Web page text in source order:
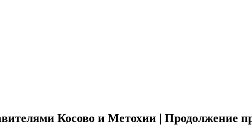
Косово и Метохии | Продолжение